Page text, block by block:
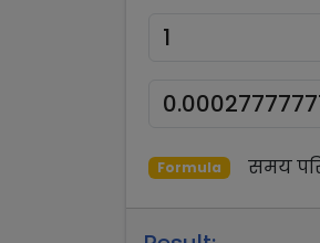
Formula समय